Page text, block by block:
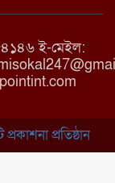
কিশোরীর
ই-মেইল:
প্রতিষ্ঠান